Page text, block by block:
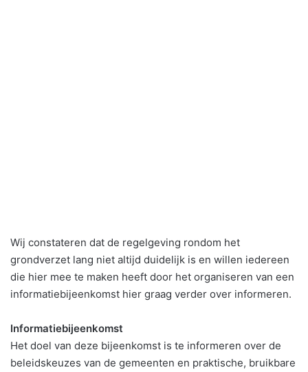
Wij constateren dat de regelgeving rondom het
grondverzet lang niet altijd duidelijk is en willen iedereen
die hier mee te maken heeft door het organiseren van een
informatiebijeenkomst hier graag verder over informeren.
Informatiebijeenkomst
Het doel van deze bijeenkomst is te informeren over de
beleidskeuzes van de gemeenten en praktische, bruikbare